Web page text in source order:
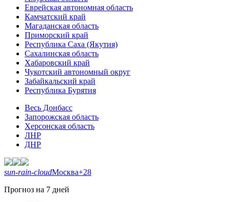
Еврейская автономная область
Камчатский край
Магаданская область
Приморский край
Республика Саха (Якутия)
Сахалинская область
Хабаровский край
Чукотский автономный округ
Забайкальский край
Республика Бурятия
Весь Донбасс
Запорожская область
Херсонская область
ЛНР
ДНР
sun-rain-cloudМосква+28
Прогноз на 7 дней